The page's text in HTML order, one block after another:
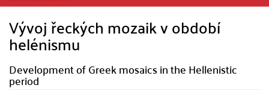
Vývoj řeckých mozaik v období
helénismu
Development of Greek mosaics in the Hellenistic
period